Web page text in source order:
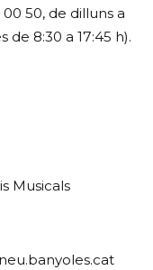
50, de dilluns a
de 8:30 a 17:45 h).
Musicals